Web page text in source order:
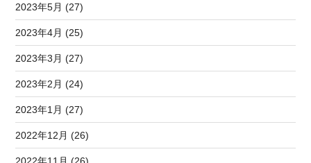
2023年5月 (27)
2023年4月 (25)
2023年3月 (27)
2023年2月 (24)
2023年1月 (27)
2022年12月 (26)
2022年11月 (26)